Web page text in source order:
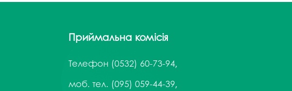
Приймальна комісія
Телефон (0532) 60-73-94,
моб. тел. (095) 059-44-39,